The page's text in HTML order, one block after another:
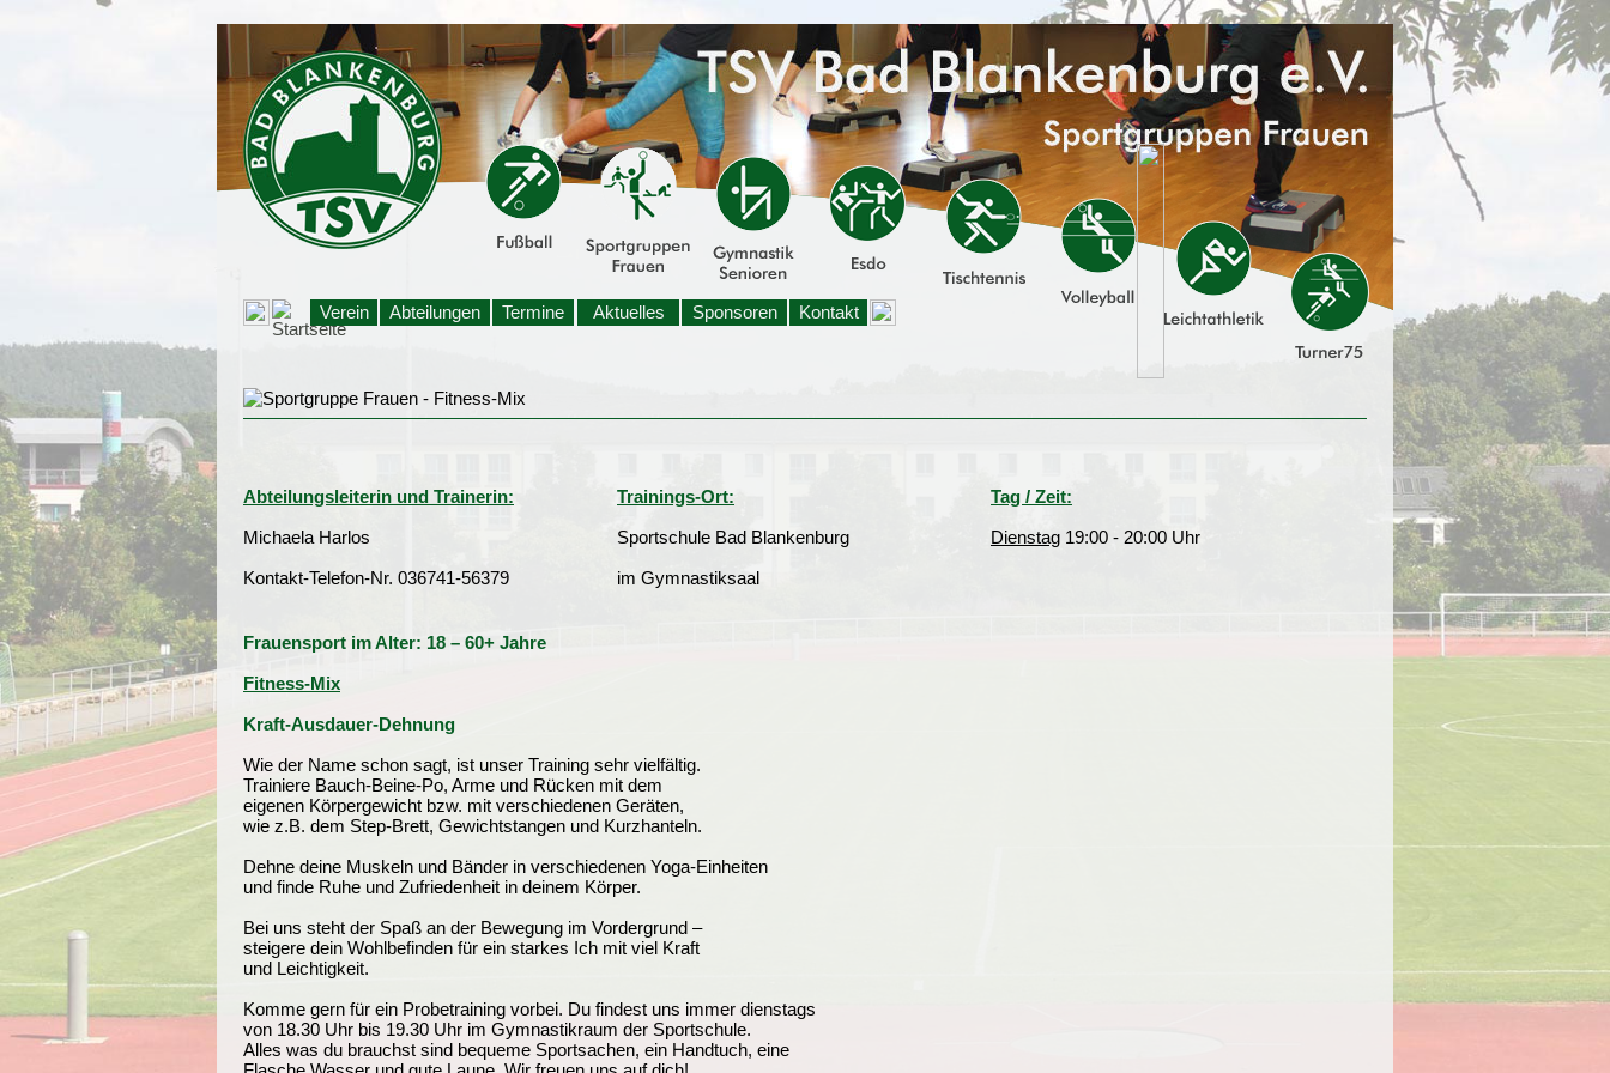
Verein Abteilungen Termine Aktuelles Sponsoren Kontakt
Abteilungsleiterin und Trainerin:
Michaela Harlos
Kontakt-Telefon-Nr. 036741-56379
Trainings-Ort:
Sportschule Bad Blankenburg
im Gymnastiksaal
Tag / Zeit:
Dienstag 19:00 - 20:00 Uhr
Frauensport im Alter: 18 – 60+ Jahre
Fitness-Mix
Kraft-Ausdauer-Dehnung
Wie der Name schon sagt, ist unser Training sehr vielfältig.
Trainiere Bauch-Beine-Po, Arme und Rücken mit dem
eigenen Körpergewicht bzw. mit verschiedenen Geräten,
wie z.B. dem Step-Brett, Gewichtstangen und Kurzhanteln.
Dehne deine Muskeln und Bänder in verschiedenen Yoga-Einheiten
und finde Ruhe und Zufriedenheit in deinem Körper.
Bei uns steht der Spaß an der Bewegung im Vordergrund –
steigere dein Wohlbefinden für ein starkes Ich mit viel Kraft
und Leichtigkeit.
Komme gern für ein Probetraining vorbei. Du findest uns immer dienstags
von 18.30 Uhr bis 19.30 Uhr im Gymnastikraum der Sportschule.
Alles was du brauchst sind bequeme Sportsachen, ein Handtuch, eine